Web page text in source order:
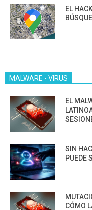
EL
MALWARE - VIRUS
EL
SIN
PUEDE
CÓMO